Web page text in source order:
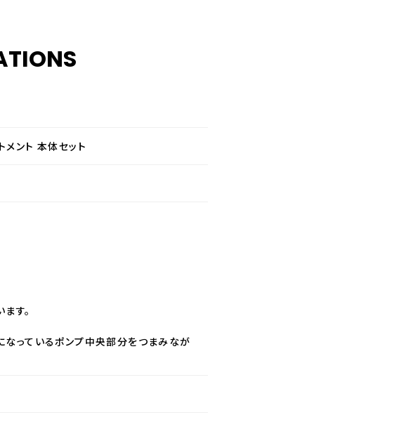
メント 本体セット
す。
っているポンプ中央部分をつまみなが